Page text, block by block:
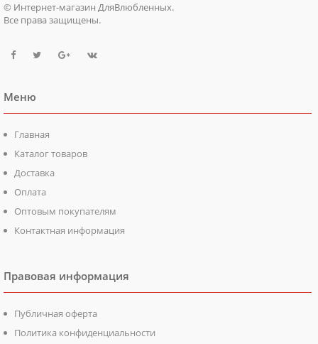
© Интернет-магазин ДляВлюбленных.
Все права защищены.
Меню
Главная
Каталог товаров
Доставка
Оплата
Оптовым покупателям
Контактная информация
Правовая информация
Публичная оферта
Политика конфиденциальности